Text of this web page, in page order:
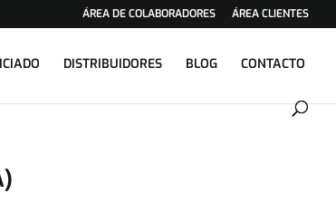
ÁREA DE COLABORADORES ÁREA CLIENTES
DISTRIBUIDORES BLOG CONTACTO